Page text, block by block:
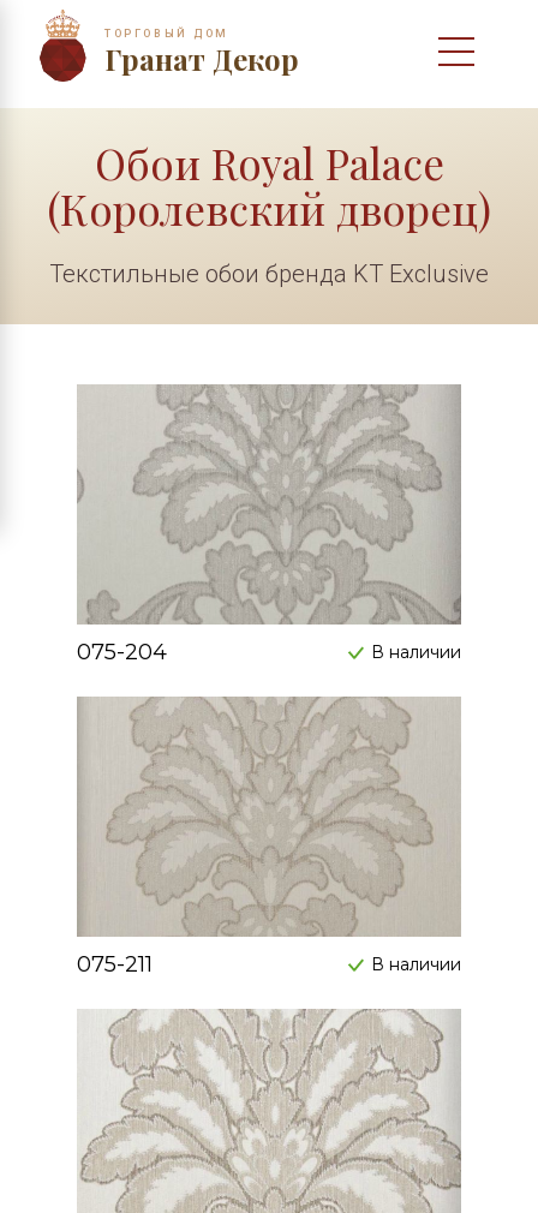
ТОРГОВЫЙ ДОМ
Гранат Декор
Обои Royal Palace
(Королевский дворец)
Текстильные обои бренда KT Exclusive
075-204 В наличии
075-211 В наличии